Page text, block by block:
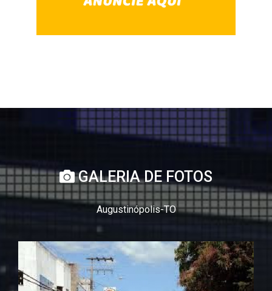
GALERIA DE FOTOS
Augustinópolis-TO